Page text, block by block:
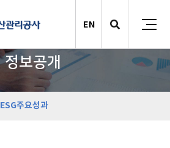
EN
정보공개
ESG주요성과